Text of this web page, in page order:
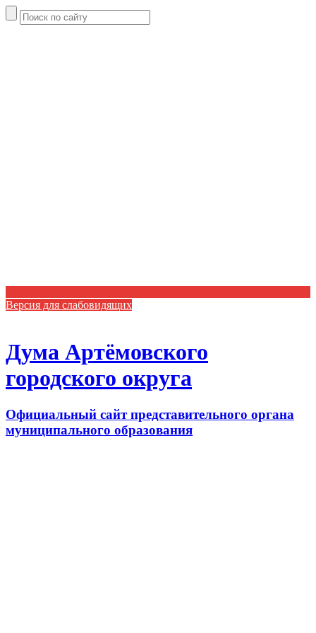
Версия для слабовидящих
Дума Артёмовского
городского округа
Официальный сайт представительного органа
муниципального образования